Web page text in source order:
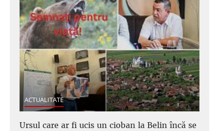
ACTUALITATE
Ursul care ar fi ucis un cioban la Belin încă se